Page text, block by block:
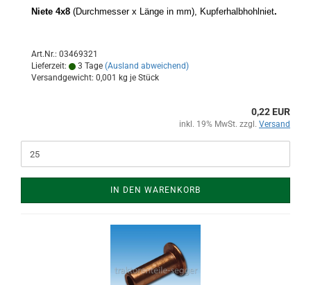
Niete 4x8 (Durchmesser x Länge in mm), Kupferhalbhohlniet.
Art.Nr.: 03469321
Lieferzeit:
3 Tage (Ausland abweichend)
Versandgewicht: 0,001 kg je Stück
0,22 EUR
inkl. 19% MwSt. zzgl. Versand
IN DEN WARENKORB